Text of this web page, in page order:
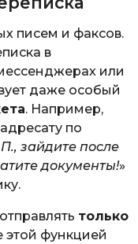
писем и факсов.
в
или
даже особый
. Например,
по
зайдите после
документы!»
только
этой функцией